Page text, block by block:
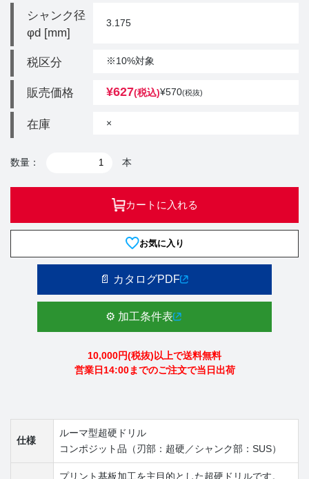
シャンク径
φd [mm]
3.175
税区分 ※10%対象
販売価格 ¥627(税込)¥570(税抜)
在庫 ×
数量： 本
カートに入れる
お気に入り
📄 カタログPDF
⚙️ 加工条件表
10,000円(税抜)以上で送料無料
営業日14:00までのご注文で当日出荷
仕様
ルーマ型超硬ドリル
コンポジット品（刃部：超硬／シャンク部：SUS）
プリント基板加工を主目的とした超硬ドリルです。